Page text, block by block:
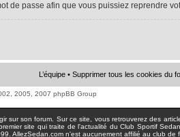
de passe afin que vous puissiez reprendre
L’équipe • Supprimer tous les cookies du
2005, 2007 phpBB Group
son forum. Sur ce site, vous retrouverez des
site qui traite de l'actualité du Club Sportif
AllezSedan.com n'est aucunement affilié au club de